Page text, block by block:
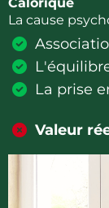
La cause
La prise
Valeur